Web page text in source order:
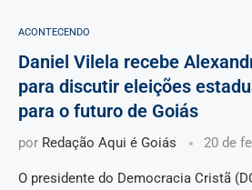
ACONTECENDO
Daniel Vilela recebe
para discutir eleições
para o futuro de Goiás
por Redação Aqui é Goiás 20 de
O presidente do Democracia Cristã